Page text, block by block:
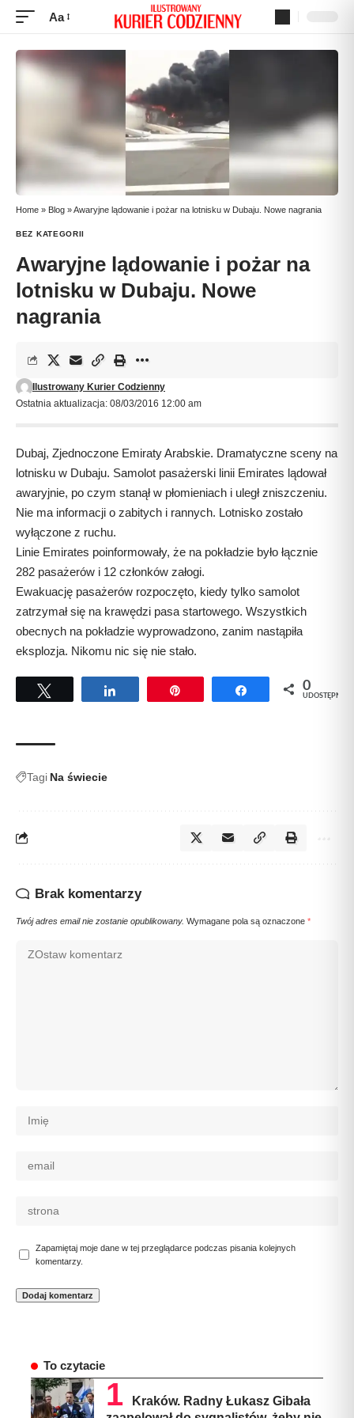
Aa
Home » Blog »Awaryjne lądowanie i pożar na lotnisku w Dubaju. Nowe nagrania
BEZ KATEGORII
Awaryjne lądowanie i pożar na
lotnisku w Dubaju. Nowe
nagrania
Ostatnia aktualizacja: 08/03/2016 12:00 am
Ilustrowany Kurier Codzienny
Dubaj, Zjednoczone Emiraty Arabskie. Dramatyczne sceny na
lotnisku w Dubaju. Samolot pasażerski linii Emirates lądował
awaryjnie, po czym stanął w płomieniach i uległ zniszczeniu.
Nie ma informacji o zabitych i rannych. Lotnisko zostało
wyłączone z ruchu.
Linie Emirates poinformowały, że na pokładzie było łącznie
282 pasażerów i 12 członków załogi.
Ewakuację pasażerów rozpoczęto, kiedy tylko samolot
zatrzymał się na krawędzi pasa startowego. Wszystkich
obecnych na pokładzie wyprowadzono, zanim nastąpiła
eksplozja. Nikomu nic się nie stało.
Udostępnij Udostępnij
0
UDOSTĘPNIEŃ
Tagi Na świecie
Brak komentarzy
Twój adres email nie zostanie opublikowany. Wymagane pola są oznaczone *
Zapamiętaj moje dane w tej przeglądarce podczas pisania kolejnych
komentarzy.
To czytacie
Kraków. Radny Łukasz Gibała